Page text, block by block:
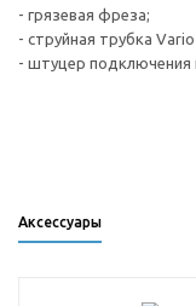
- грязевая фреза;
- струйная трубка
- штуцер подключения
Аксессуары